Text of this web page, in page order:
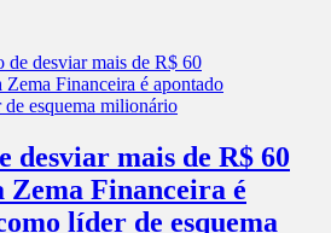
desviar mais de R$ 60
Zema Financeira é
líder de esquema